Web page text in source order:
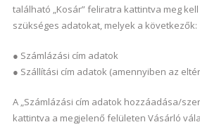
található „Kosár” feliratra kattintva meg
szükséges adatokat, melyek a következők:
● Számlázási cím adatok
● Szállítási cím adatok (amennyiben az
A „Számlázási cím adatok hozzáadása/
kattintva a megjelenő felületen Vásárló